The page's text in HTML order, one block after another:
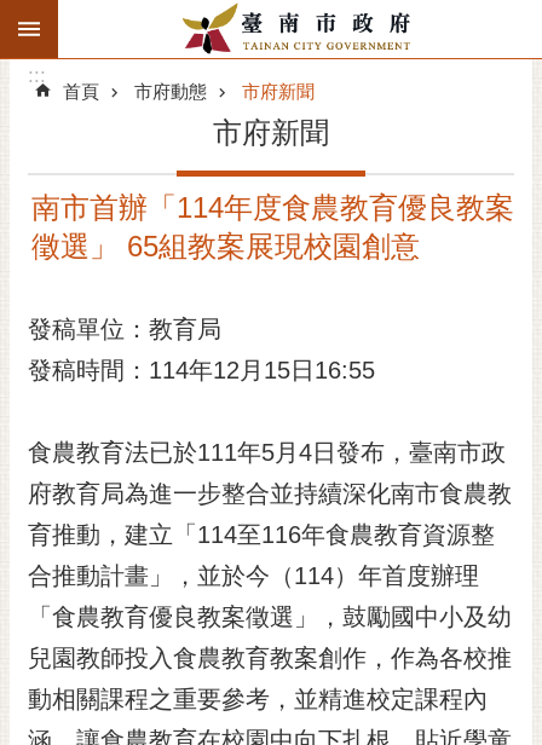
跳到主要內容區塊
搜
階
精彩府城
市府團隊
主題服務
市政資訊
市民互動
黃
螢
光
花
:::
:::
首頁 市府動態 市府新聞
市府新聞
南市首辦「114年度食農教育優良教案
徵選」 65組教案展現校園創意
發稿單位：教育局
發稿時間：114年12月15日16:55
食農教育法已於111年5月4日發布，臺南市政
府教育局為進一步整合並持續深化南市食農教
育推動，建立「114至116年食農教育資源整
合推動計畫」，並於今（114）年首度辦理
「食農教育優良教案徵選」，鼓勵國中小及幼
兒園教師投入食農教育教案創作，作為各校推
動相關課程之重要參考，並精進校定課程內